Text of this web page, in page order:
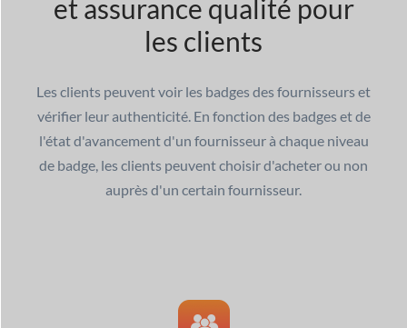
et assurance qualité pour
les clients
Les clients peuvent voir les badges des fournisseurs et
vérifier leur authenticité. En fonction des badges et de
l'état d'avancement d'un fournisseur à chaque niveau
de badge, les clients peuvent choisir d'acheter ou non
auprès d'un certain fournisseur.